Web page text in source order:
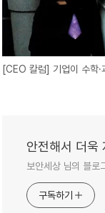
안전해서 더욱
보안세상 님의 블로
구독하기